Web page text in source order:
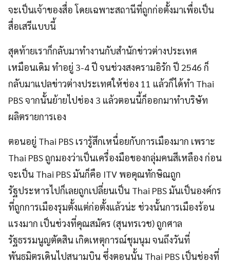
จะเป็นเจ้าของสื่อ โดยเฉพาะสถานีที่ถูกก่อตั้งมาเพื่อเป็น
สื่อเสรีแบบนี้
สุดท้ายเราก็กลับมาทำงานกับสำนักข่าวต่างประเทศ
เหมือนเดิม ทำอยู่ 3-4 ปี จนช่วงสงครามอิรัก ปี 2546 ก็
กลับมาแปลข่าวต่างประเทศให้ช่อง 11 แล้วก็ได้ทำ Thai
PBS จากนั้นย้ายไปช่อง 3 แล้วตอนนี้ก็ออกมาทำบริษัท
ผลิตรายการเอง
ตอนอยู่ Thai PBS เรารู้สึกเหนื่อยกับการเมืองมาก เพราะ
Thai PBS ถูกมองว่าเป็นเครื่องมือของกลุ่มคนสีเหลือง ก่อน
จะเป็น Thai PBS มันก็คือ ITV พอคุณทักษิณถูก
รัฐประหารไปก็เลยถูกเปลี่ยนเป็น Thai PBS มันเป็นองค์กร
ที่ถูกการเมืองรุมตั้งแต่ก่อตั้งแล้วน่ะ ช่วงนั้นการเมืองร้อน
แรงมาก เป็นช่วงที่คุณสมัคร (สุนทรเวช) ถูกศาล
รัฐธรรมนูญตัดสิน เกิดเหตุการณ์ชุมนุม จนถึงวันที่
พันธมิตรเดินไปสนามบิน ซึ่งตอนนั้น Thai PBS เป็นช่องที่